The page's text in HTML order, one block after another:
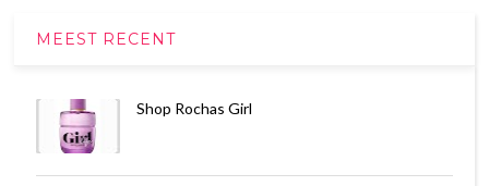
MEEST RECENT
Shop Rochas Girl